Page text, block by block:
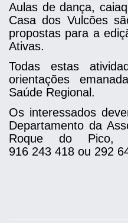
Aulas de dança,
Casa dos Vulcões
propostas para a
Ativas.
Todas estas
orientações
Saúde Regional.
Os interessados
Departamento da
Roque do Pico,
916 243 418 ou 292